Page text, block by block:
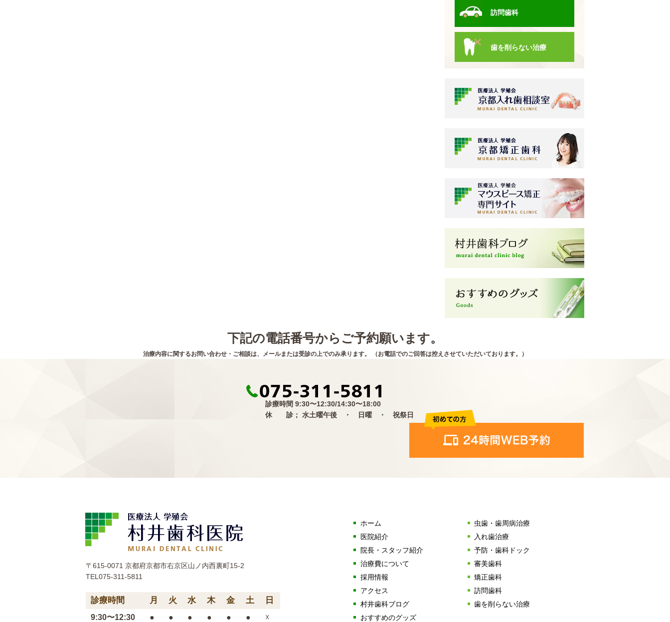
訪問歯科
歯を削らない治療
下記の電話番号からご予約願います。
治療内容に関するお問い合わせ・ご相談は、メールまたは受診の上でのみ承ります。 （お電話でのご回答は控えさせていただいております。）
診療時間 9:30〜12:30/14:30〜18:00
休 診； 水土曜午後 ・ 日曜 ・ 祝祭日
〒615-0071 京都府京都市右京区山ノ内西裏町15-2
TEL075-311-5811
診療時間 月 火 水 木 金 土 日
9:30〜12:30 ● ● ● ● ● ● ☓
ホーム
医院紹介
院長・スタッフ紹介
治療費について
採用情報
アクセス
村井歯科ブログ
おすすめのグッズ
虫歯・歯周病治療
入れ歯治療
予防・歯科ドック
審美歯科
矯正歯科
訪問歯科
歯を削らない治療